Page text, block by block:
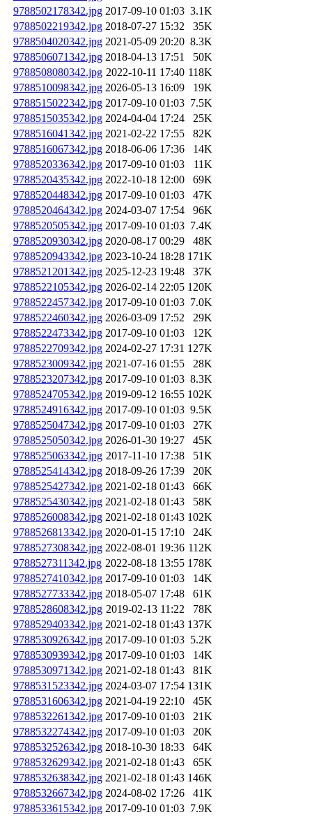
9788502178342.jpg 2017-09-10 01:03 3.1K
9788502219342.jpg 2018-07-27 15:32
35K
9788504020342.jpg 2021-05-09 20:20 8.3K
9788506071342.jpg 2018-04-13 17:51
50K
9788508080342.jpg 2022-10-11 17:40 118K
9788510098342.jpg 2026-05-13 16:09
19K
9788515022342.jpg 2017-09-10 01:03 7.5K
9788515035342.jpg 2024-04-04 17:24
25K
9788516041342.jpg 2021-02-22 17:55
82K
9788516067342.jpg 2018-06-06 17:36
14K
9788520336342.jpg 2017-09-10 01:03
11K
9788520435342.jpg 2022-10-18 12:00
69K
9788520448342.jpg 2017-09-10 01:03
47K
9788520464342.jpg 2024-03-07 17:54
96K
9788520505342.jpg 2017-09-10 01:03 7.4K
9788520930342.jpg 2020-08-17 00:29
48K
9788520943342.jpg 2023-10-24 18:28 171K
9788521201342.jpg 2025-12-23 19:48
37K
9788522105342.jpg 2026-02-14 22:05 120K
9788522457342.jpg 2017-09-10 01:03 7.0K
9788522460342.jpg 2026-03-09 17:52
29K
9788522473342.jpg 2017-09-10 01:03
12K
9788522709342.jpg 2024-02-27 17:31 127K
9788523009342.jpg 2021-07-16 01:55
28K
9788523207342.jpg 2017-09-10 01:03 8.3K
9788524705342.jpg 2019-09-12 16:55 102K
9788524916342.jpg 2017-09-10 01:03 9.5K
9788525047342.jpg 2017-09-10 01:03
27K
9788525050342.jpg 2026-01-30 19:27
45K
9788525063342.jpg 2017-11-10 17:38
51K
9788525414342.jpg 2018-09-26 17:39
20K
9788525427342.jpg 2021-02-18 01:43
66K
9788525430342.jpg 2021-02-18 01:43
58K
9788526008342.jpg 2021-02-18 01:43 102K
9788526813342.jpg 2020-01-15 17:10
24K
9788527308342.jpg 2022-08-01 19:36 112K
9788527311342.jpg 2022-08-18 13:55 178K
9788527410342.jpg 2017-09-10 01:03
14K
9788527733342.jpg 2018-05-07 17:48
61K
9788528608342.jpg 2019-02-13 11:22
78K
9788529403342.jpg 2021-02-18 01:43 137K
9788530926342.jpg 2017-09-10 01:03 5.2K
9788530939342.jpg 2017-09-10 01:03
14K
9788530971342.jpg 2021-02-18 01:43
81K
9788531523342.jpg 2024-03-07 17:54 131K
9788531606342.jpg 2021-04-19 22:10
45K
9788532261342.jpg 2017-09-10 01:03
21K
9788532274342.jpg 2017-09-10 01:03
20K
9788532526342.jpg 2018-10-30 18:33
64K
9788532629342.jpg 2021-02-18 01:43
65K
9788532638342.jpg 2021-02-18 01:43 146K
9788532667342.jpg 2024-08-02 17:26
41K
9788533615342.jpg 2017-09-10 01:03 7.9K